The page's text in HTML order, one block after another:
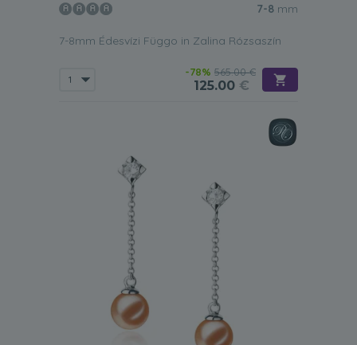
7-8 mm
7-8mm Édesvízi Függo in Zalina Rózsaszín
-78% 565.00 €
125.00 €